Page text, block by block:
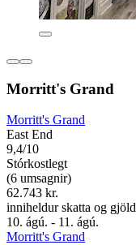
Morritt's Grand
Morritt's Grand
East End
9,4/10
Stórkostlegt
(6 umsagnir)
62.743 kr.
inniheldur skatta og gjöld
10. ágú. - 11. ágú.
Morritt's Grand